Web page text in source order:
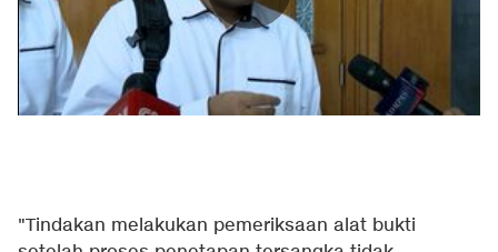
"Tindakan melakukan pemeriksaan alat bukti